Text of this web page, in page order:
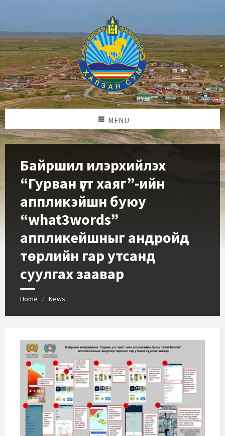
MENU
Байршил илэрхийлэх
“Гурван үгт хаяг”-ийн
аппликэйшн буюу
“what3words”
аппликейшныг андройд
төрлийн гар утсанд
суулгах заавар
Home News